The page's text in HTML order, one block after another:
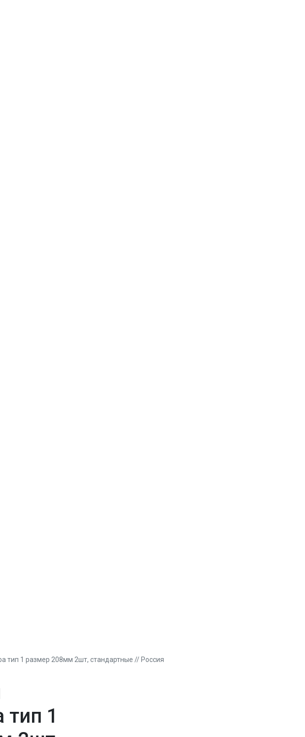
тип 1 размер 208мм 2шт, стандартные // Россия
тип 1